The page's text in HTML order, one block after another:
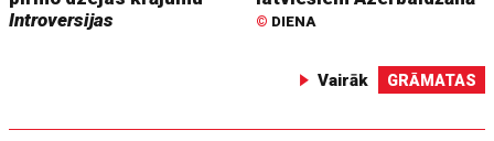
Introversijas
© DIENA
Vairāk GRĀMATAS